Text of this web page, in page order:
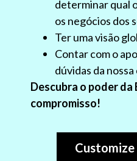
determinar qual
os negócios dos
Ter uma visão
Contar com o
dúvidas da nossa
Descubra o poder da
compromisso!
Customize